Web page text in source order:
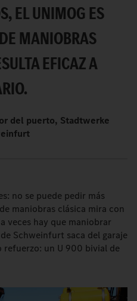
EL UNIMOG ES
MANIOBRAS
EFICAZ A
del puerto, Stadtwerke
no se puede pedir más
maniobras clásica mira con
veces hay que maniobrar
Schweinfurt saca del garaje
refuerzo: un U 900 bivial de